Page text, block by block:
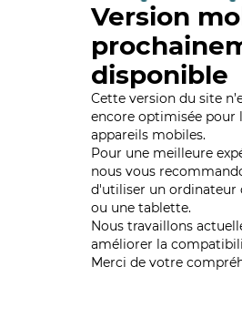
Version
disponible
Cette version du site
encore optimisée pour
appareils mobiles.
Pour une meilleure
nous vous
d'utiliser un ordinateur
ou une tablette.
Nous travaillons
améliorer la
Merci de votre